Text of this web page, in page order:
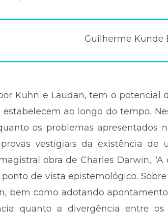
Guilherme Kunde
Kuhn e Laudan, tem o potencial
ao longo do tempo.
os problemas apresentados
vestigiais da existência de
obra de Charles Darwin, “A
de vista epistemológico.
bem como adotando
quanto a divergência entre os